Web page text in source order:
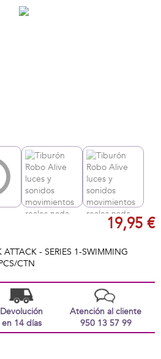
19,95 €
- SERIES 1-SWIMMING
CTN
Devolución
en 14 días
Atención al cliente
950 13 57 99